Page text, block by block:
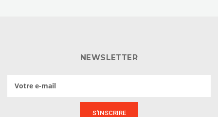
NEWSLETTER